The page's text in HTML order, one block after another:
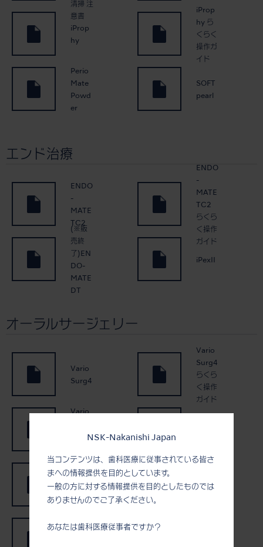
NSK-Nakanishi Japan
当コンテンツは、歯科医療に従事されている皆さ
まへの情報提供を目的としています。
一般の方に対する情報提供を目的としたものでは
ありませんのでご了承ください。
あなたは歯科医療従事者ですか？
清掃 注
意書
iProp
hy
iProp
hy ら
くらく
操作ガ
イド
Perio
Mate
Powd
er
SOFT
pearl
エンド治療
ENDO
-
MATE
TC2
ENDO
-
MATE
TC2
らくら
く操作
ガイド
(※販
売終
了)EN
DO-
MATE
DT
iPexII
オーラルサージェリー
Vario
Surg4
Vario
Surg4
らくら
く操作
ガイド
Vario
ハンド
Vario
Surg3
らくら
く操作
サージ
サージ